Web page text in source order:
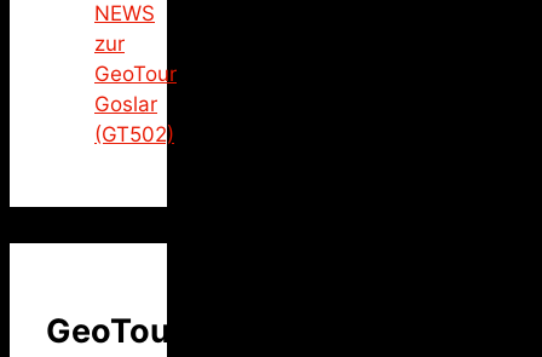
NEWS
zur
GeoTour
Goslar
(GT502)
GeoTour